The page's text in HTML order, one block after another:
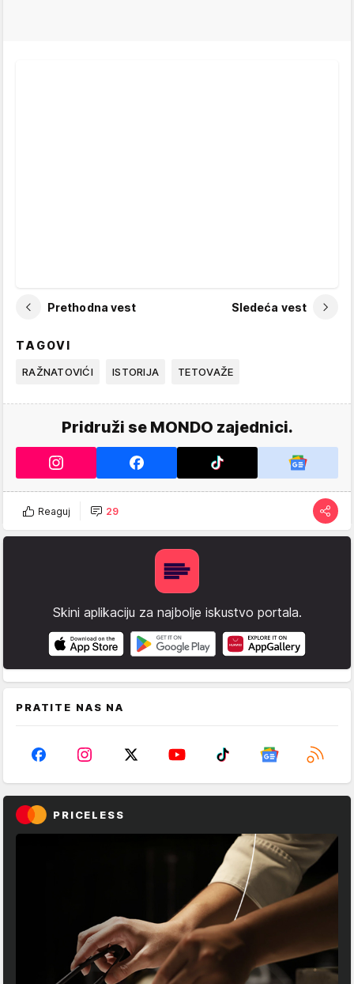
Prethodna vest Sledeća vest
TAGOVI
RAŽNATOVIĆI ISTORIJA TETOVAŽE
Pridruži se MONDO zajednici.
Reaguj 29
Skini aplikaciju za najbolje iskustvo portala.
PRATITE NAS NA
PRICELESS